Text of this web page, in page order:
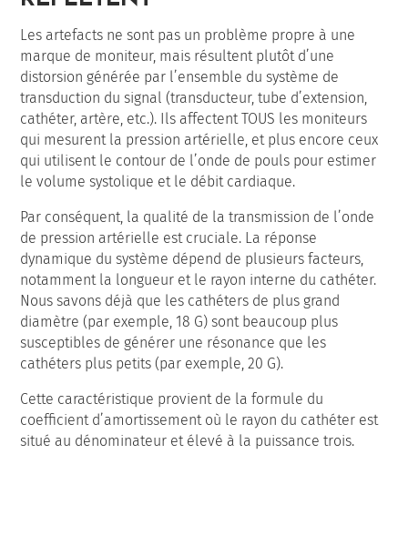
Les artefacts ne sont pas un problème propre à une
marque de moniteur, mais résultent plutôt d’une
distorsion générée par l’ensemble du système de
transduction du signal (transducteur, tube d’extension,
cathéter, artère, etc.). Ils affectent TOUS les moniteurs
qui mesurent la pression artérielle, et plus encore ceux
qui utilisent le contour de l’onde de pouls pour estimer
le volume systolique et le débit cardiaque.
Par conséquent, la qualité de la transmission de l’onde
de pression artérielle est cruciale. La réponse
dynamique du système dépend de plusieurs facteurs,
notamment la longueur et le rayon interne du cathéter.
Nous savons déjà que les cathéters de plus grand
diamètre (par exemple, 18 G) sont beaucoup plus
susceptibles de générer une résonance que les
cathéters plus petits (par exemple, 20 G).
Cette caractéristique provient de la formule du
coefficient d’amortissement où le rayon du cathéter est
situé au dénominateur et élevé à la puissance trois.